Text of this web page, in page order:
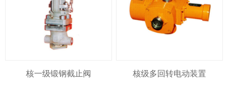
核一级锻钢截止阀 核级多回转电动装置